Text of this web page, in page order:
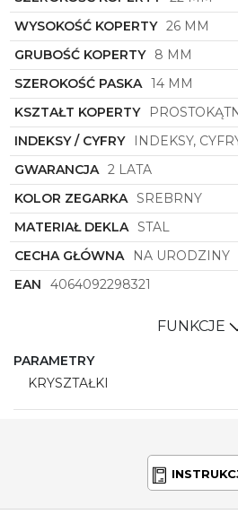
mechanizm zegarka sprawia,
tylko piękny, ale także
Jeśli szukasz zegarka, który
podkreśli Twój wyjątkowy styl,
Michael Kors MK4834z
oczekiwania. Elegancki design,
wykonania i prestiżowa marka
sprawiają, że ten zegarek to
ale również prawdziwe dzieło
pewnością zostanie
pasjonatkę mody.
WYSOKOŚĆ KOPERTY 26 MM
GRUBOŚĆ KOPERTY 8 MM
SZEROKOŚĆ PASKA 14 MM
KSZTAŁT KOPERTY
INDEKSY / CYFRY
INDEKSY,
GWARANCJA 2 LATA
KOLOR ZEGARKA SREBRNY
MATERIAŁ DEKLA STAL
CECHA GŁÓWNA
NA URODZINY
EAN
4064092298321
FUNKCJE
PARAMETRY
KRYSZTAŁKI